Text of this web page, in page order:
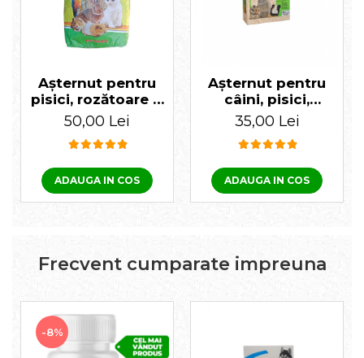
✔️ Compoziție:
Ulei de semințe de macadamia ternifolia
Așternut pentru
pisici, rozătoare &
păsări Premium
Span 10L
50,00 Lei
ADAUGA IN COS
Așternut pentru
câini, pisici,
rozătoare & păsări
exotice Premium
Span 60 L
35,00 Lei
ADAUGA IN COS
Frecvent cumparate impreuna
-8%